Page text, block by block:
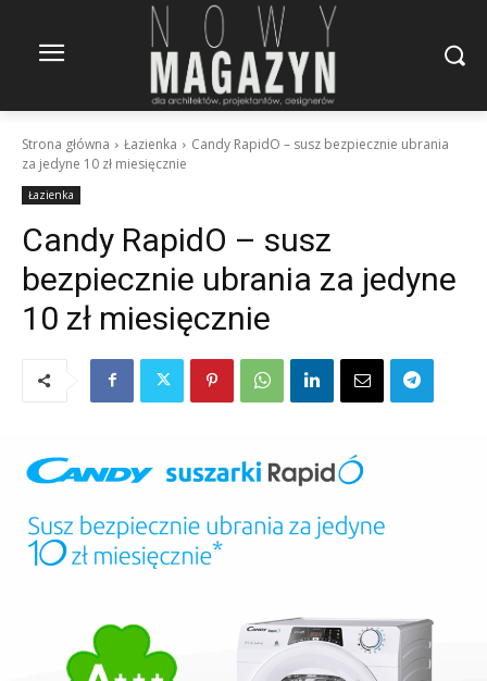
Strona główna Łazienka
Candy RapidO – susz bezpiecznie ubrania
za jedyne 10 zł miesięcznie
Łazienka
Candy RapidO – susz
bezpiecznie ubrania za jedyne
10 zł miesięcznie